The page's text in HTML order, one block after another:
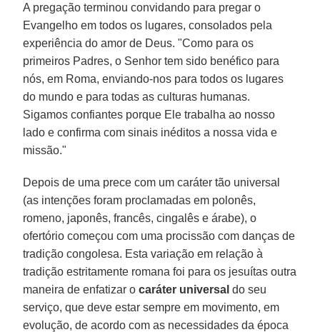
A pregação terminou convidando para pregar o
Evangelho em todos os lugares, consolados pela
experiência do amor de Deus. "Como para os
primeiros Padres, o Senhor tem sido benéfico para
nós, em Roma, enviando-nos para todos os lugares
do mundo e para todas as culturas humanas.
Sigamos confiantes porque Ele trabalha ao nosso
lado e confirma com sinais inéditos a nossa vida e
missão."
Depois de uma prece com um caráter tão universal
(as intenções foram proclamadas em polonês,
romeno, japonês, francês, cingalês e árabe), o
ofertório começou com uma procissão com danças de
tradição congolesa. Esta variação em relação à
tradição estritamente romana foi para os jesuítas outra
maneira de enfatizar ocaráter universal do seu
serviço, que deve estar sempre em movimento, em
evolução, de acordo com as necessidades da época